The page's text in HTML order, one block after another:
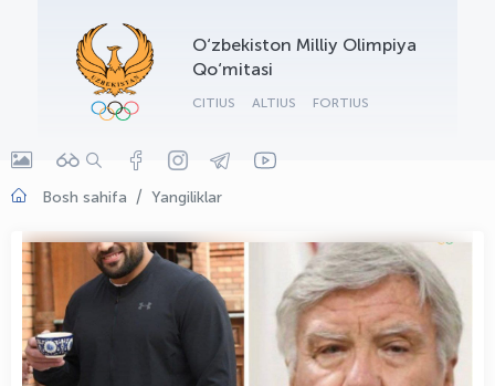
O‘zbekiston Milliy Olimpiya
Qo‘mitasi
CITIUS ALTIUS FORTIUS
Bosh sahifa Yangiliklar
OLYMPCHIK AI - yordamchi
Onlayn · olympic.uz